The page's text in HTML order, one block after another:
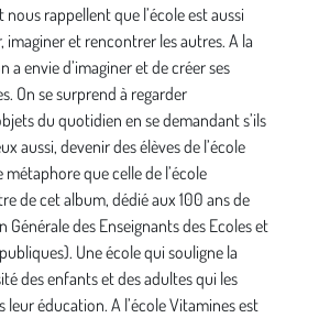
rappellent que l’école est aussi
et rencontrer les autres. A la
a envie d’imaginer et de créer ses
On se surprend à regarder
du quotidien en se demandant s’ils
aussi, devenir des élèves de l’école
que celle de l’école
de cet album, dédié aux 100 ans de
Générale des Enseignants des Ecoles et
Une école qui souligne la
des enfants et des adultes qui les
éducation. A l’école Vitamines est